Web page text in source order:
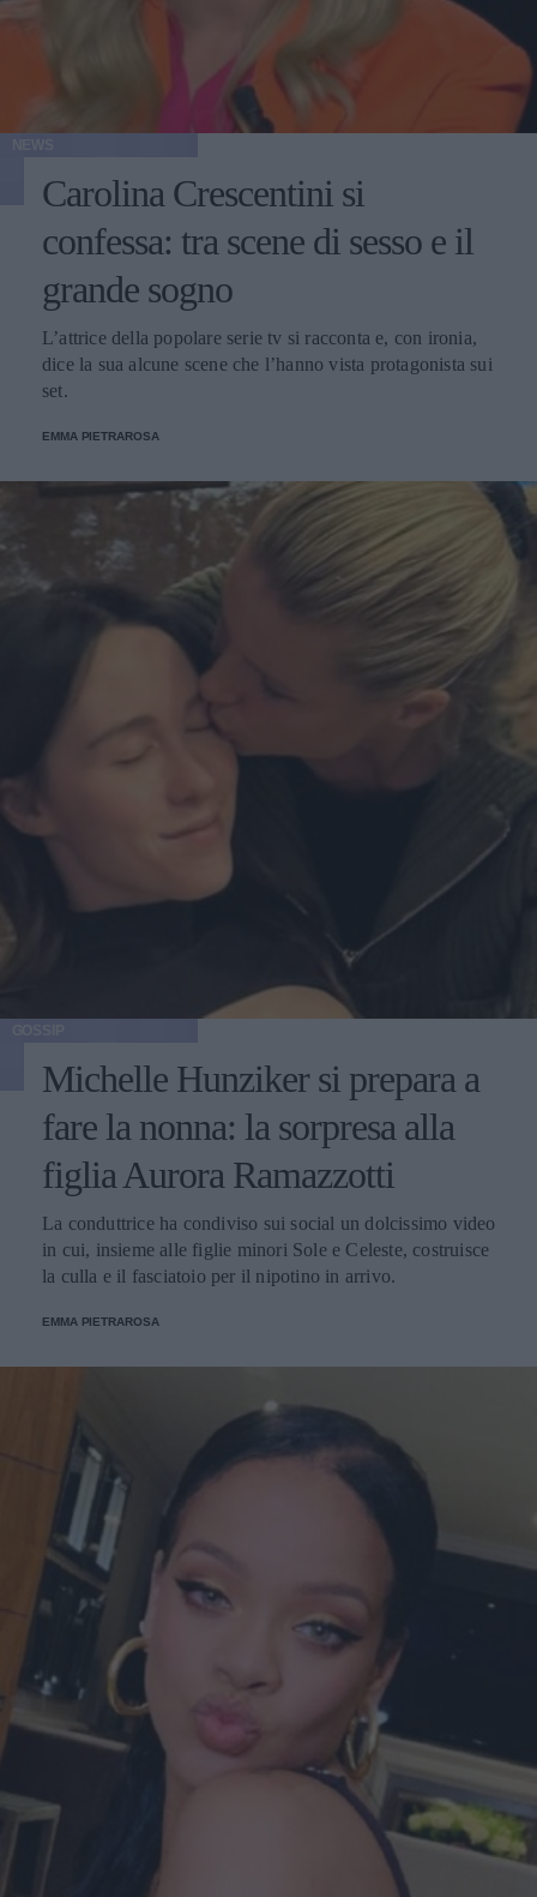
Carolina Crescentini si
confessa: tra scene di sesso e il
grande sogno
L’attrice della popolare serie tv si racconta e, con ironia,
dice la sua alcune scene che l’hanno vista protagonista sui
set.
EMMA PIETRAROSA
Michelle Hunziker si prepara a
fare la nonna: la sorpresa alla
figlia Aurora Ramazzotti
La conduttrice ha condiviso sui social un dolcissimo video
in cui, insieme alle figlie minori Sole e Celeste, costruisce
la culla e il fasciatoio per il nipotino in arrivo.
EMMA PIETRAROSA